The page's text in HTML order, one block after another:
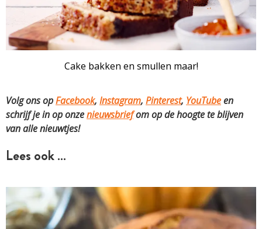
Cake bakken en smullen maar!
Volg ons opFacebook, Instagram, Pinterest, YouTubeen
schrijf je in op onzenieuwsbriefom op de hoogte te blijven
van alle nieuwtjes!
Lees ook …